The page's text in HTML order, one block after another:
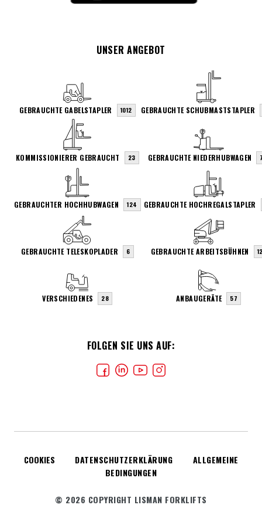
FOLGEN SIE UNS AUF:
UNSER ANGEBOT
GEBRAUCHTE GABELSTAPLER 1012 GEBRAUCHTE SCHUBMASTSTAPLER
KOMMISSIONIERER GEBRAUCHT 23 GEBRAUCHTE NIEDERHUBWAGEN
GEBRAUCHTER HOCHHUBWAGEN 124 GEBRAUCHTE HOCHREGALSTAPLER
GEBRAUCHTE TELESKOPLADER 6 GEBRAUCHTE ARBEITSBÜHNEN
VERSCHIEDENES 28 ANBAUGERÄTE 57
COOKIES DATENSCHUTZERKLÄRUNG
ALLGEMEINE
BEDINGUNGEN
© 2026 COPYRIGHT LISMAN FORKLIFTS